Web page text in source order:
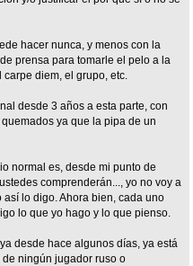
hacer nunca, y menos con la
prensa para tomarle el pelo a la
diem, el grupo, etc.
desde 3 años a esta parte, con
ya que la pipa de un
normal es, desde mi punto de
comprenderán..., yo no voy a
lo digo. Ahora bien, cada uno
lo que yo hago y lo que pienso.
desde hace algunos días, ya está
ningún jugador ruso o